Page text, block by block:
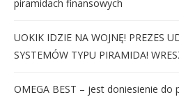
piramidach finansowych
UOKIK IDZIE NA WOJNĘ! PREZES
SYSTEMÓW TYPU PIRAMIDA!
OMEGA BEST – jest doniesienie do